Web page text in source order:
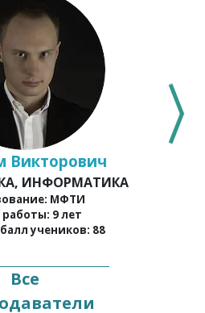
Викторович
ИНФОРМАТИКА
МФТИ
9 лет
учеников: 88
Все